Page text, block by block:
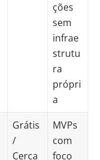
ções
sem
infrae
strutu
ra
própri
a
Grátis
/
Cerca
MVPs
com
foco